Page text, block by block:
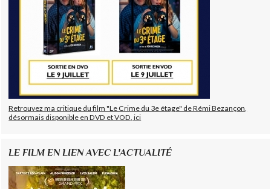
Retrouvez ma critique du film "Le Crime du 3e étage" de Rémi Bezançon,
désormais disponible en DVD et VOD, ici
LE FILM EN LIEN AVEC L'ACTUALITÉ